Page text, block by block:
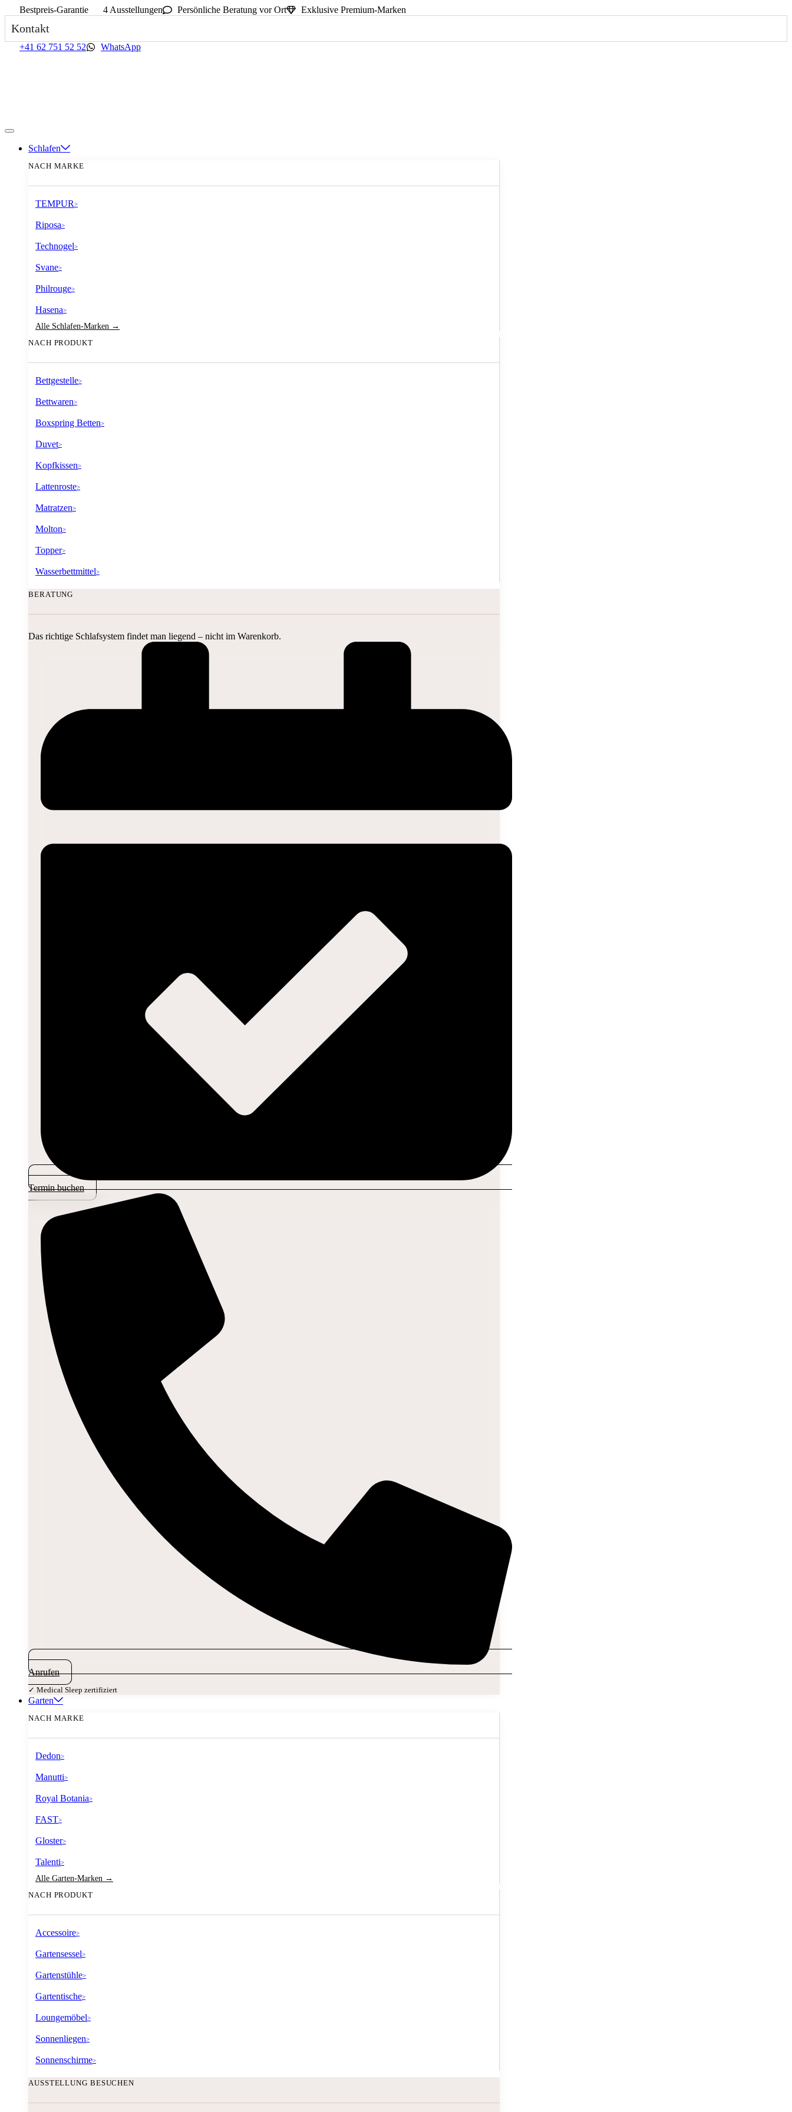
Bestpreis-Garantie 4 Ausstellungen Persönliche Beratung vor Ort Exklusive Premium-Marken
Kontakt
+41 62 751 52 52 WhatsApp
Schlafen
NACH MARKE
TEMPUR>
Riposa>
Technogel>
Svane>
Philrouge>
Hasena>
Alle Schlafen-Marken →
NACH PRODUKT
Bettgestelle>
Bettwaren>
Boxspring Betten>
Duvet>
Kopfkissen>
Lattenroste>
Matratzen>
Molton>
Topper>
Wasserbettmittel>
BERATUNG
Das richtige Schlafsystem findet man liegend – nicht im Warenkorb.
Termin buchen
Anrufen
✓ Medical Sleep zertifiziert
Garten
NACH MARKE
Dedon>
Manutti>
Royal Botania>
FAST>
Gloster>
Talenti>
Alle Garten-Marken →
NACH PRODUKT
Accessoire>
Gartensessel>
Gartenstühle>
Gartentische>
Loungemöbel>
Sonnenliegen>
Sonnenschirme>
AUSSTELLUNG BESUCHEN